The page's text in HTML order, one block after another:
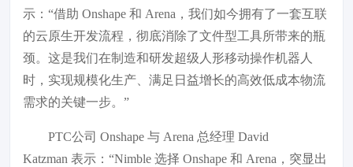
示：“借助 Onshape 和 Arena，我们如今拥有了一套互联
的云原生开发流程，彻底消除了文件型工具所带来的瓶
颈。这是我们在制造和研发超级人形移动操作机器人
时，实现规模化生产、满足日益增长的高效低成本物流
需求的关键一步。”
PTC公司 Onshape 与 Arena 总经理 David
Katzman 表示：“Nimble 选择 Onshape 和 Arena，突显出